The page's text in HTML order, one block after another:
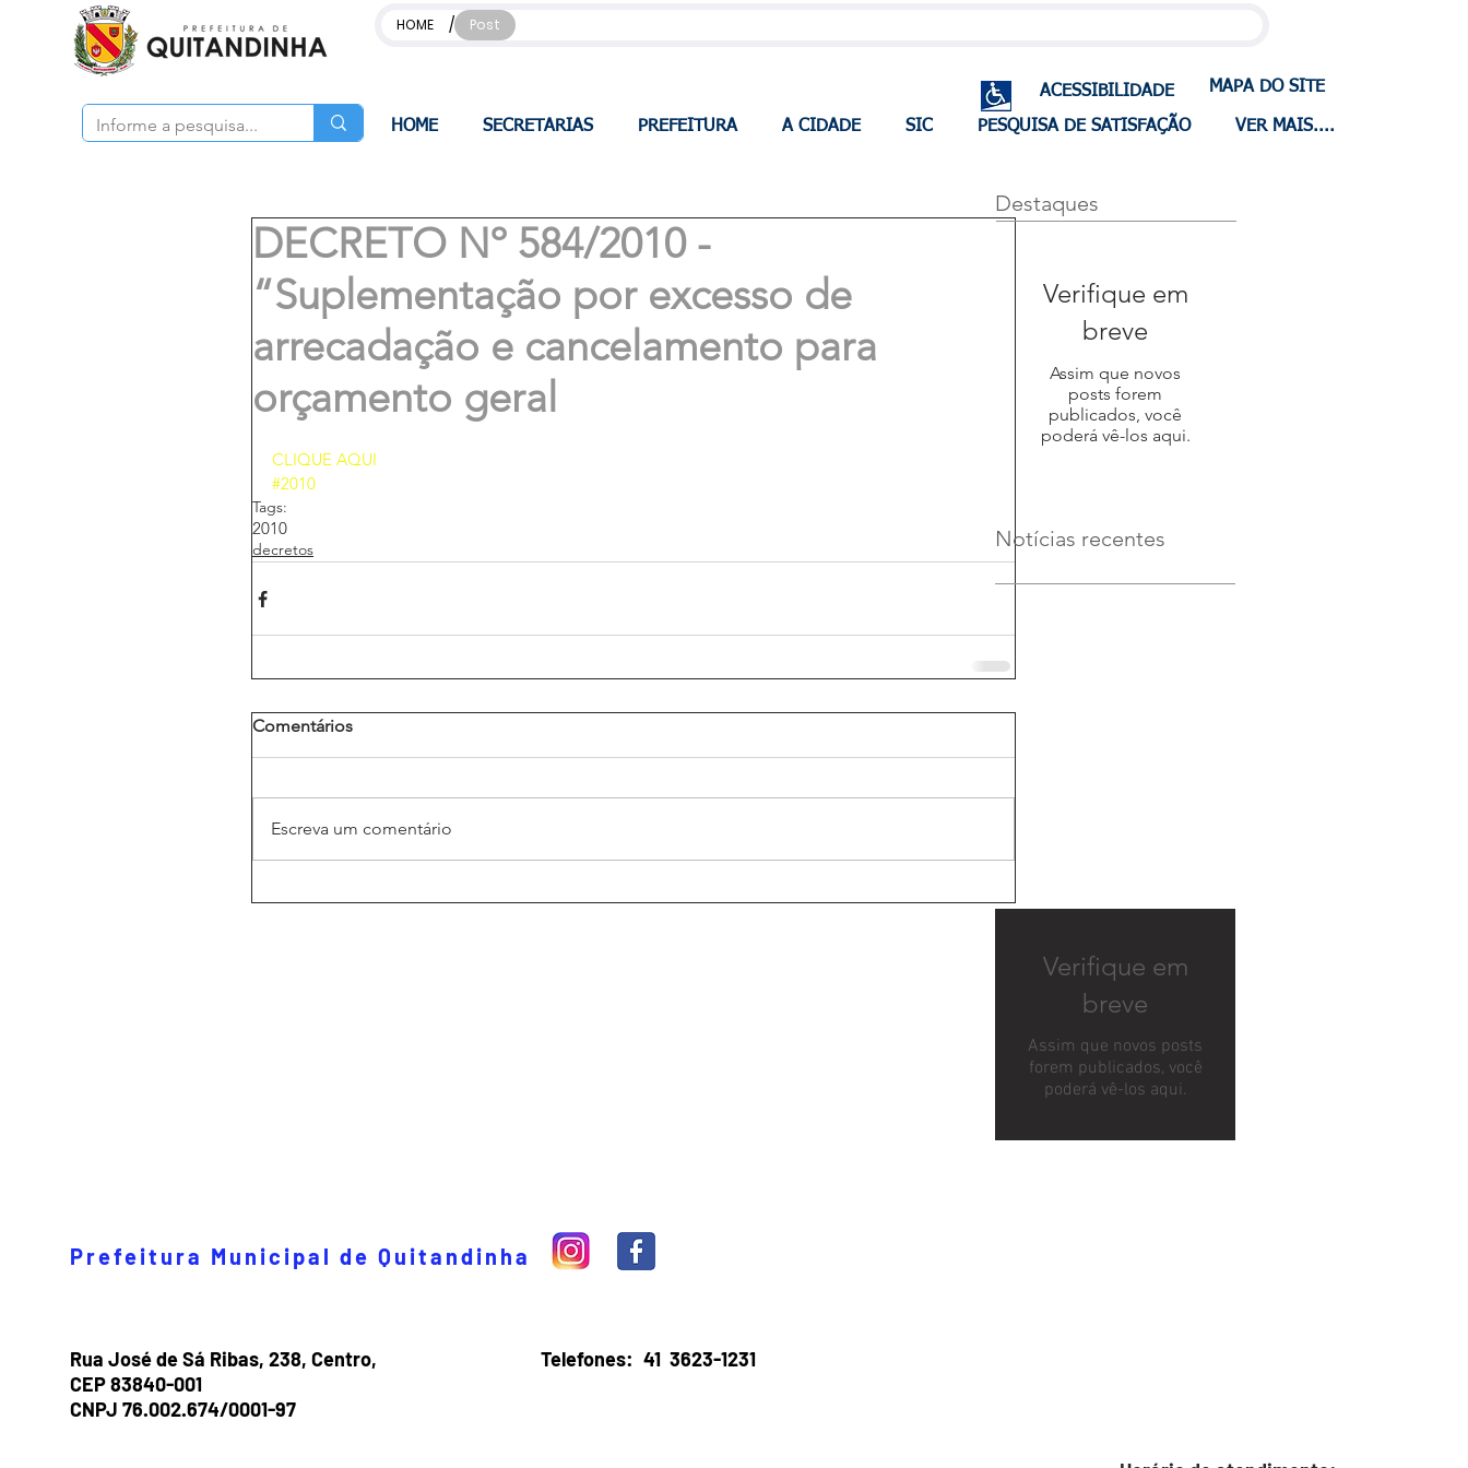
HOME / Post
ACESSIBILIDADE MAPA DO SITE
HOME SECRETARIAS PREFEITURA A CIDADE SIC PESQUISA DE SATISFAÇÃO VER MAIS....
DECRETO Nº 584/2010 -
“Suplementação por excesso de
arrecadação e cancelamento para
orçamento geral
CLIQUE AQUI
#2010
Tags:
2010
decretos
Comentários
Escreva um comentário
Destaques
Verifique em
breve
Assim que novos
posts forem
publicados, você
poderá vê-los aqui.
Notícias recentes
Verifique em
breve
Assim que novos posts
forem publicados, você
poderá vê-los aqui.
Prefeitura Municipal de Quitandinha
Rua José de Sá Ribas, 238, Centro,
CEP 83840-001
CNPJ 76.002.674/0001-97
Telefones: 41 3623-1231